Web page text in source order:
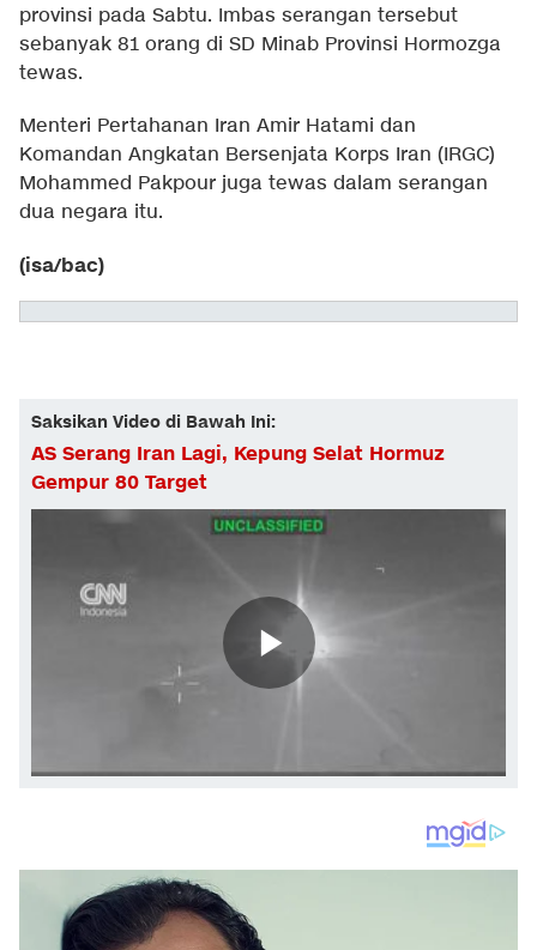
provinsi pada Sabtu. Imbas serangan tersebut
sebanyak 81 orang di SD Minab Provinsi Hormozga
tewas.
Menteri Pertahanan Iran Amir Hatami dan
Komandan Angkatan Bersenjata Korps Iran (IRGC)
Mohammed Pakpour juga tewas dalam serangan
dua negara itu.
(isa/bac)
Saksikan Video di Bawah Ini:
AS Serang Iran Lagi, Kepung Selat Hormuz
Gempur 80 Target